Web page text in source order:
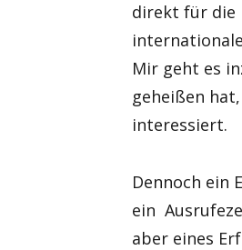
direkt für die
Mir geht es
geheißen
interessiert.
Dennoch ein
ein
aber eines